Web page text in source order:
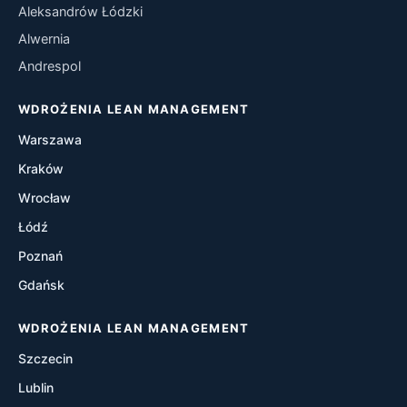
Kaizen
Poka-Yoke
Hoshin Kanri
Just-In-Time (JIT)
Aleksandrów Łódzki
Alwernia
Andrespol
WDROŻENIA LEAN MANAGEMENT
Warszawa
Kraków
Wrocław
Łódź
Poznań
Gdańsk
WDROŻENIA LEAN MANAGEMENT
Szczecin
Lublin